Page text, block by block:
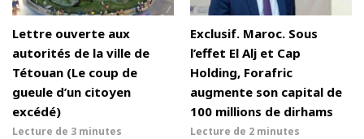
Lettre ouverte aux
autorités de la ville de
Tétouan (Le coup de
gueule d’un citoyen
excédé)
Lecture de 3 minutes
Exclusif. Maroc. Sous
l’effet El Alj et Cap
Holding, Forafric
augmente son capital de
100 millions de dirhams
Lecture de 2 minutes